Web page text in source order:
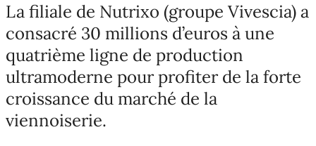
La filiale de Nutrixo (groupe Vivescia) a
consacré 30 millions d’euros à une
quatrième ligne de production
ultramoderne pour profiter de la forte
croissance du marché de la
viennoiserie.